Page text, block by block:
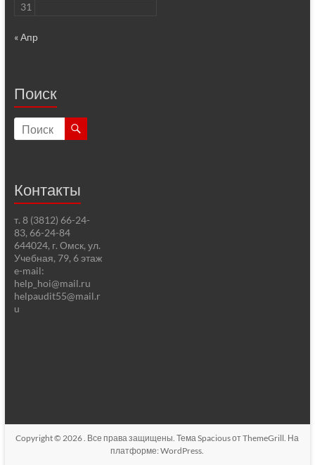
31
« Апр
Поиск
Контакты
т. 8 (3812) 66-24-
83, 66-24-84
644024, г. Омск, ул.
Учебная, 79, 6 этаж
e-mail:
help_hoi@mail.ru
helpaudit55@mail.r
u
Copyright © 2026. Все права защищены. ТемаSpaciousот ThemeGrill. На
платформе:WordPress.